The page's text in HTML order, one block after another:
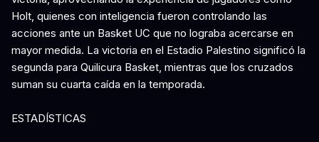
Holt, quienes con inteligencia fueron controlando las
acciones ante un Basket UC que no lograba acercarse en
mayor medida. La victoria en el Estadio Palestino significó la
segunda para Quilicura Basket, mientras que los cruzados
suman su cuarta caída en la temporada.
ESTADÍSTICAS